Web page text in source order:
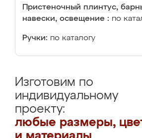
Пристеночный плинтус,
навески, освещение : по
Ручки: по каталогу
Изготовим по
индивидуальному
проекту:
любые размеры,